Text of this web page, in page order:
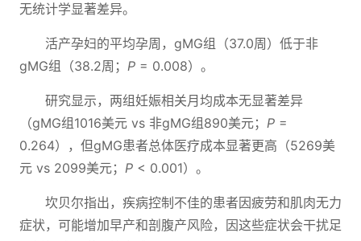
无统计学显著差异。
活产孕妇的平均孕周，gMG组（37.0周）低于非
gMG组（38.2周； P = 0.008）。
研究显示，两组妊娠相关月均成本无显著差异
（gMG组1016美元 vs 非gMG组890美元； P =
0.264），但gMG患者总体医疗成本显著更高（5269美
元 vs 2099美元； P < 0.001）。
坎贝尔指出，疾病控制不佳的患者因疲劳和肌肉无力
症状，可能增加早产和剖腹产风险，因这些症状会干扰足